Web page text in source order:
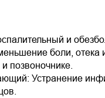
и
боли, отека
позвоночнике.
Устранение